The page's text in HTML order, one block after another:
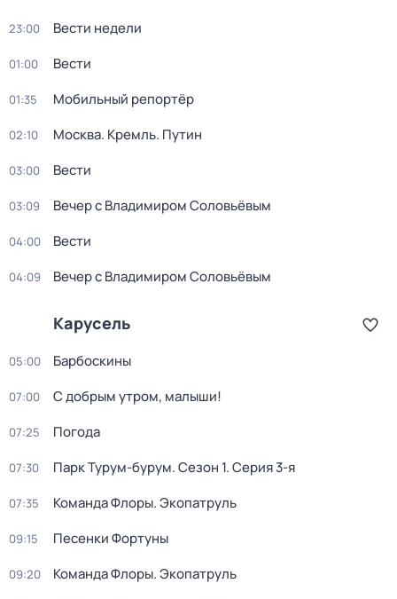
23:00 Вести недели
01:00 Вести
01:35 Мобильный репортёр
02:10 Москва. Кремль. Путин
03:00 Вести
03:09 Вечер с Владимиром Соловьёвым
04:00 Вести
04:09 Вечер с Владимиром Соловьёвым
Карусель
05:00 Барбоскины
07:00 С добрым утром, малыши!
07:25 Погода
07:30 Парк Турум-бурум. Сезон 1. Серия 3-я
07:35 Команда Флоры. Экопатруль
09:15 Песенки Фортуны
09:20 Команда Флоры. Экопатруль